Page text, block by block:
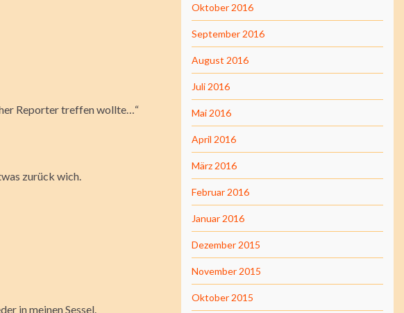
Reporter treffen wollte…“
zurück wich.
in meinen Sessel.
Oktober 2016
September 2016
August 2016
Juli 2016
Mai 2016
April 2016
März 2016
Februar 2016
Januar 2016
Dezember 2015
November 2015
Oktober 2015